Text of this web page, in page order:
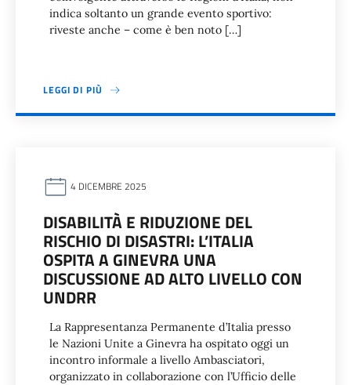
indica soltanto un grande evento sportivo:
riveste anche – come è ben noto […]
LEGGI DI PIÙ
4 DICEMBRE 2025
DISABILITÀ E RIDUZIONE DEL
RISCHIO DI DISASTRI: L’ITALIA
OSPITA A GINEVRA UNA
DISCUSSIONE AD ALTO LIVELLO CON
UNDRR
La Rappresentanza Permanente d’Italia presso
le Nazioni Unite a Ginevra ha ospitato oggi un
incontro informale a livello Ambasciatori,
organizzato in collaborazione con l’Ufficio delle